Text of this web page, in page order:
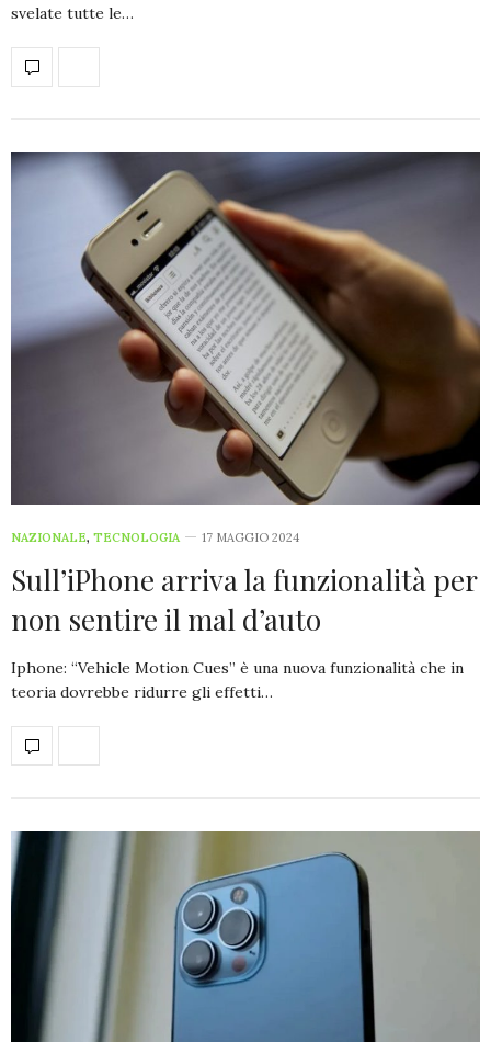
svelate tutte le…
NAZIONALE, TECNOLOGIA 17 MAGGIO 2024
Sull’iPhone arriva la funzionalità per
non sentire il mal d’auto
Iphone: “Vehicle Motion Cues” è una nuova funzionalità che in
teoria dovrebbe ridurre gli effetti…